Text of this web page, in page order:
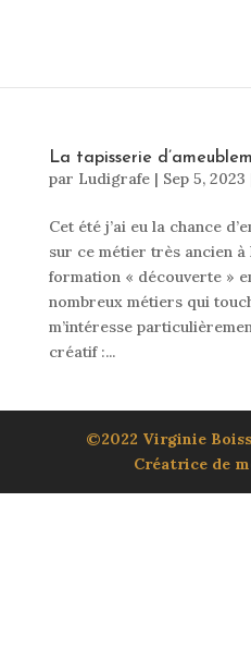
La tapisserie
par Ludigrafe| Sep 5, 2023
Cet été j’ai eu la chance
sur ce métier très ancien à
formation « découverte »
nombreux métiers qui
m’intéresse
créatif :...
©2022 Virginie
Créatrice de